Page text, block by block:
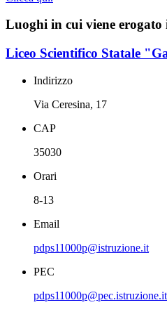
Luoghi in cui viene erogato
Liceo Scientifico Statale
Indirizzo
Via Ceresina, 17
CAP
35030
Orari
8-13
Email
pdps11000p@istruzione.it
PEC
pdps11000p@pec.istruzione.it